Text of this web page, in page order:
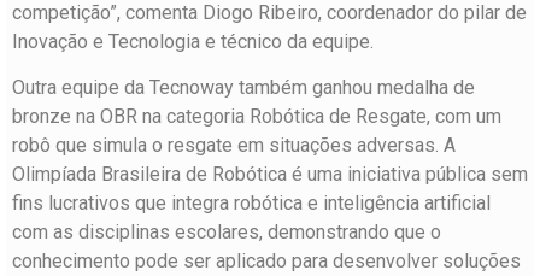
competição”, comenta Diogo Ribeiro, coordenador do pilar de
Inovação e Tecnologia e técnico da equipe.
Outra equipe da Tecnoway também ganhou medalha de
bronze na OBR na categoria Robótica de Resgate, com um
robô que simula o resgate em situações adversas. A
Olimpíada Brasileira de Robótica é uma iniciativa pública sem
fins lucrativos que integra robótica e inteligência artificial
com as disciplinas escolares, demonstrando que o
conhecimento pode ser aplicado para desenvolver soluções